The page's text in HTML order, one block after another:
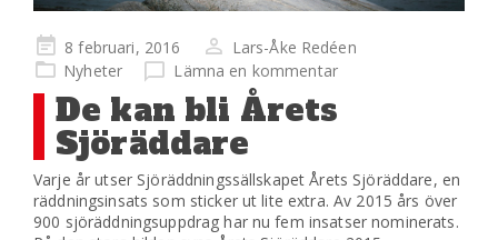
Publicerad
på
8 februari, 2016
Lars-Åke Redéen
Nyheter
Lämna en kommentar
De kan bli Årets
Sjöräddare
Varje år utser Sjöräddningssällskapet Årets Sjöräddare, en
räddningsinsats som sticker ut lite extra. Av 2015 års över
900 sjöräddningsuppdrag har nu fem insatser nominerats.